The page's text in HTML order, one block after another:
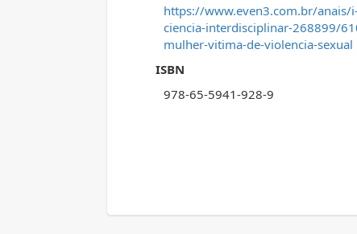
https://www.even3.com.br/anais/
ciencia-interdisciplinar-268899/
mulher-vitima-de-violencia-sexual
ISBN
978-65-5941-928-9